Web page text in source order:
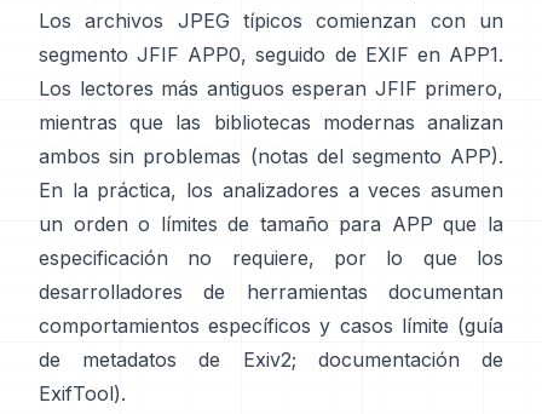
Los archivos JPEG típicos comienzan con un
segmento JFIF APP0, seguido de EXIF en APP1.
Los lectores más antiguos esperan JFIF primero,
mientras que las bibliotecas modernas analizan
ambos sin problemas (notas del segmento APP).
En la práctica, los analizadores a veces asumen
un orden o límites de tamaño para APP que la
especificación no requiere, por lo que los
desarrolladores de herramientas documentan
comportamientos específicos y casos límite (guía
de metadatos de Exiv2; documentación de
ExifTool).